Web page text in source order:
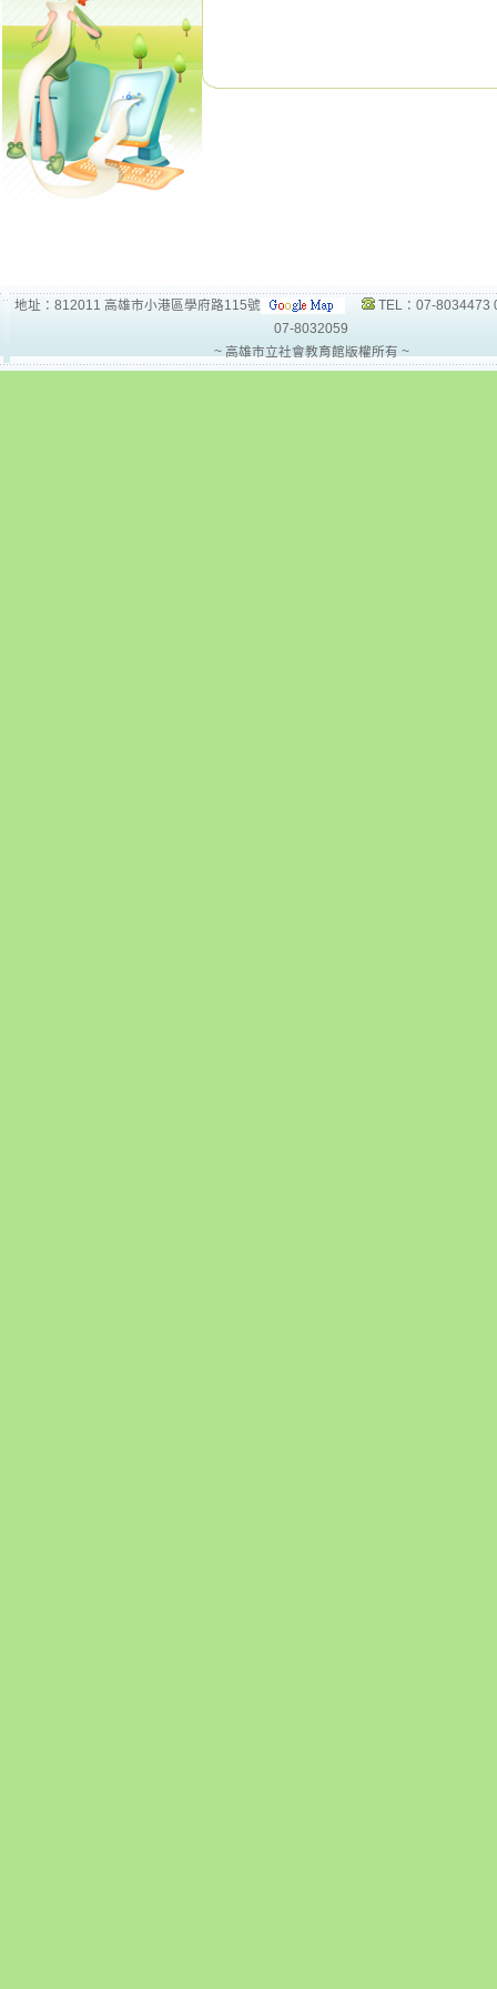
地址：812011 高雄市小港區學府路115號
TEL：07-8034473
07-8032059
~ 高雄市立社會教育館版權所有 ~